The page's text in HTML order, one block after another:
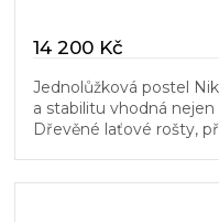
14 200 Kč
Jednolůžková postel
a stabilitu vhodná nejen
Dřevěné laťové rošty,